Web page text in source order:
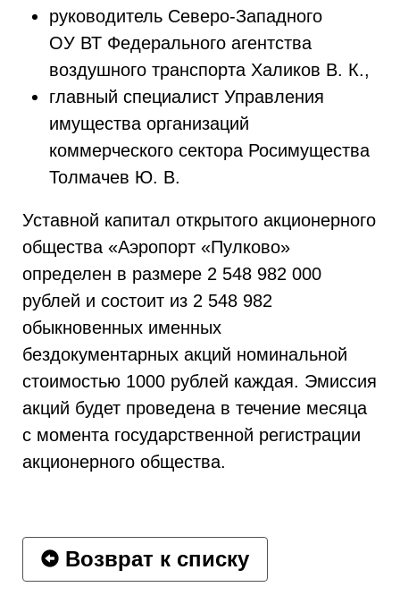
руководитель Северо-Западного
ОУ ВТ Федерального агентства
воздушного транспорта Халиков В. К.,
главный специалист Управления
имущества организаций
коммерческого сектора Росимущества
Толмачев Ю. В.
Уставной капитал открытого акционерного
общества «Аэропорт «Пулково»
определен в размере 2 548 982 000
рублей и состоит из 2 548 982
обыкновенных именных
бездокументарных акций номинальной
стоимостью 1000 рублей каждая. Эмиссия
акций будет проведена в течение месяца
с момента государственной регистрации
акционерного общества.
Возврат к списку